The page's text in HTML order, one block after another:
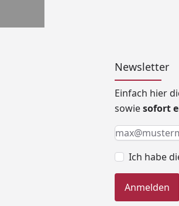
Newsletter
Einfach hier
sowiesofort
Keine
Eingabe
E-Mail *
Ich habe
Anmelden